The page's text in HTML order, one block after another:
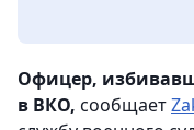
Офицер,
в ВКО, сообщает